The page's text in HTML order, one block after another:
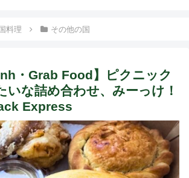
料理 その他の国
・Grab Food】ピクニック
いな詰め合わせ、みーっけ！
Express